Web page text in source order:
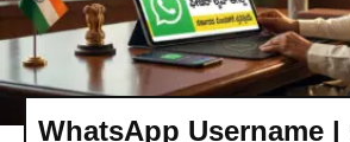
WhatsApp Username |